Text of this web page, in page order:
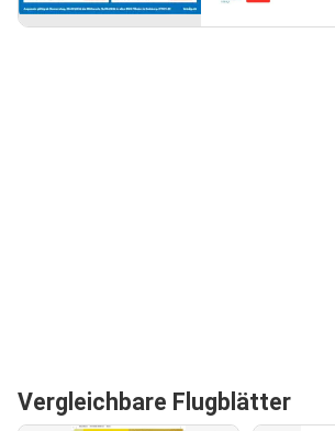
Vergleichbare Flugblätter